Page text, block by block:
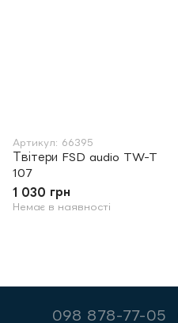
Артикул: 66395
Твітери FSD audio TW-T
107
1 030 грн
Немає в наявності
098 878-77-05